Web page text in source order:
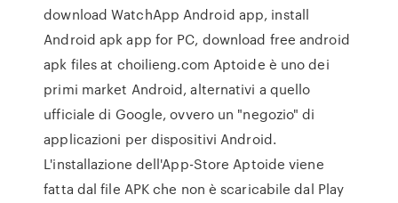
download WatchApp Android app, install
Android apk app for PC, download free android
apk files at choilieng.com Aptoide è uno dei
primi market Android, alternativi a quello
ufficiale di Google, ovvero un "negozio" di
applicazioni per dispositivi Android.
L'installazione dell'App-Store Aptoide viene
fatta dal file APK che non è scaricabile dal Play